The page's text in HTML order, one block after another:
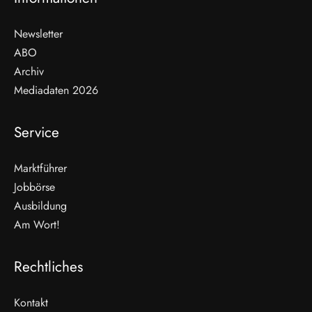
Newsletter
ABO
Archiv
Mediadaten 2026
Service
Marktführer
Jobbörse
Ausbildung
Am Wort!
Rechtliches
Kontakt